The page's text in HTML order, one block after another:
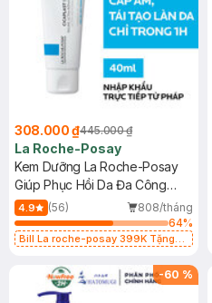
308.000 ₫445.000 ₫
La Roche-Posay
Kem Dưỡng La Roche-Posay
Giúp Phục Hồi Da Đa Công
Dụng 40ml
4.9 (56)
808/tháng
64%
Bill La roche-posay 399K Tặng
(SL có hạn)
-60 %